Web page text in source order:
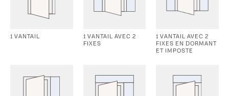
1 VANTAIL
1 VANTAIL AVEC 2
FIXES
1 VANTAIL AVEC 2
FIXES EN DORMANT
ET IMPOSTE